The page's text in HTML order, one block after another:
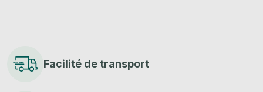
Facilité de transport